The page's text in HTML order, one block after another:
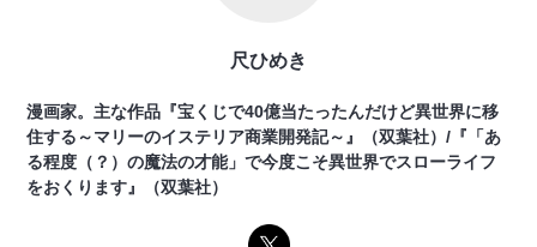
尺ひめき
漫画家。主な作品『宝くじで40億当たったんだけど異世界に移
住する～マリーのイステリア商業開発記～』（双葉社）/『「あ
る程度（？）の魔法の才能」で今度こそ異世界でスローライフ
をおくります』（双葉社）